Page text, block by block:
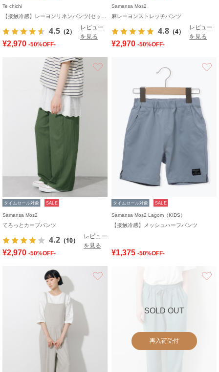
Te chichi
4.5 （2）
レビュー
を見る
¥2,970 -50%OFF-
Samansa Mos2
麻レーヨンストレッチパンツ
4.8 （4）
レビュー
を見る
¥2,970 -50%OFF-
タイムセール対象 SALE
Samansa Mos2
てろっとカーブパンツ
4.2 （10）
レビュー
を見る
¥2,970 -50%OFF-
タイムセール対象 SALE
Samansa Mos2 Lagom（KIDS）
【接触冷感】メッシュハーフパンツ
¥1,375 -50%OFF-
SOLD OUT
再入荷受付